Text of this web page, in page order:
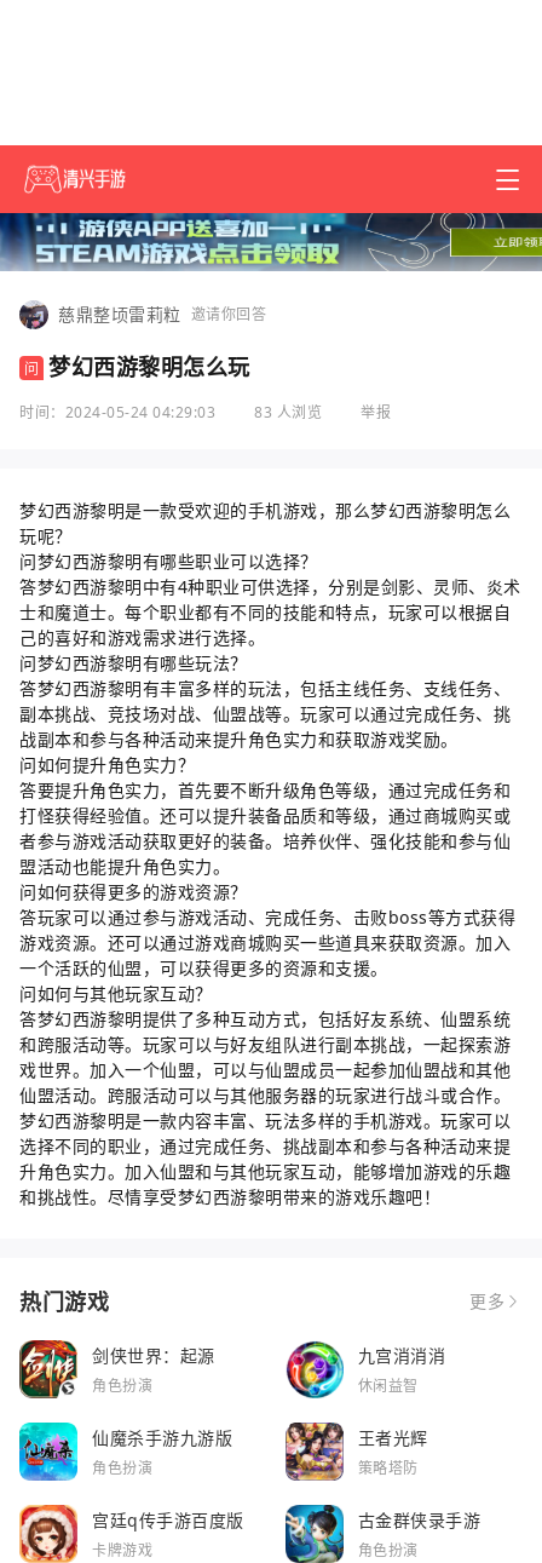
慈鼎整顷雷莉粒 邀请你回答
问 梦幻西游黎明怎么玩
时间：2024-05-24 04:29:03 83 人浏览 举报
梦幻西游黎明是一款受欢迎的手机游戏，那么梦幻西游黎明怎么
玩呢？
问梦幻西游黎明有哪些职业可以选择？
答梦幻西游黎明中有4种职业可供选择，分别是剑影、灵师、炎术
士和魔道士。每个职业都有不同的技能和特点，玩家可以根据自
己的喜好和游戏需求进行选择。
问梦幻西游黎明有哪些玩法？
答梦幻西游黎明有丰富多样的玩法，包括主线任务、支线任务、
副本挑战、竞技场对战、仙盟战等。玩家可以通过完成任务、挑
战副本和参与各种活动来提升角色实力和获取游戏奖励。
问如何提升角色实力？
答要提升角色实力，首先要不断升级角色等级，通过完成任务和
打怪获得经验值。还可以提升装备品质和等级，通过商城购买或
者参与游戏活动获取更好的装备。培养伙伴、强化技能和参与仙
盟活动也能提升角色实力。
问如何获得更多的游戏资源？
答玩家可以通过参与游戏活动、完成任务、击败boss等方式获得
游戏资源。还可以通过游戏商城购买一些道具来获取资源。加入
一个活跃的仙盟，可以获得更多的资源和支援。
问如何与其他玩家互动？
答梦幻西游黎明提供了多种互动方式，包括好友系统、仙盟系统
和跨服活动等。玩家可以与好友组队进行副本挑战，一起探索游
戏世界。加入一个仙盟，可以与仙盟成员一起参加仙盟战和其他
仙盟活动。跨服活动可以与其他服务器的玩家进行战斗或合作。
梦幻西游黎明是一款内容丰富、玩法多样的手机游戏。玩家可以
选择不同的职业，通过完成任务、挑战副本和参与各种活动来提
升角色实力。加入仙盟和与其他玩家互动，能够增加游戏的乐趣
和挑战性。尽情享受梦幻西游黎明带来的游戏乐趣吧！
热门游戏 更多
剑侠世界：起源
角色扮演
九宫消消消
休闲益智
仙魔杀手游九游版
角色扮演
王者光辉
策略塔防
宫廷q传手游百度版
卡牌游戏
古金群侠录手游
角色扮演